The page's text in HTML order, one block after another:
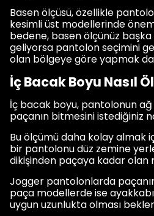
Basen ölçüsü, özellikle
kesimli üst modellerinde
bedene, basen ölçünüz
geliyorsa pantolon seçimini
olan bölgeye göre yapmak
İç Bacak Boyu Nasıl
İç bacak boyu, pantolonun
paçanın bitmesini istediğiniz
Bu ölçümü daha kolay almak
bir pantolonu düz zemine
dikişinden paçaya kadar olan
Jogger pantolonlarda
paça modellerde ise
uygun uzunlukta olması